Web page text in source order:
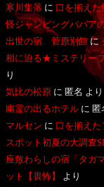
寒川集落 に 口を揃え
怪ジャンピングババア
出世の宿 菅原別館 に
相に迫る★ミステリー
り
気比の松原 に 匿名 より
幽霊の出るホテル に 匿
マルセン に 口を揃え
スポット初夏の大調査
座敷わらしの宿「タガ
ット【畏怖】
より